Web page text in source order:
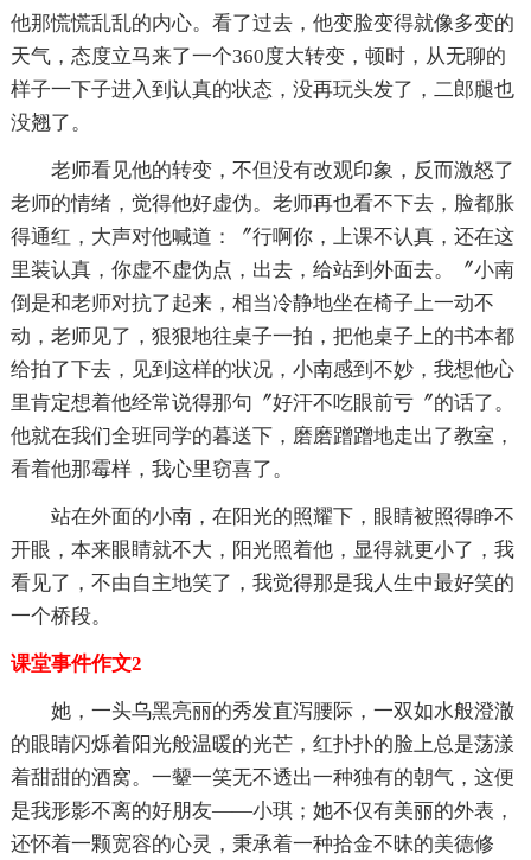
他那慌慌乱乱的内心。看了过去，他变脸变得就像多变的
天气，态度立马来了一个360度大转变，顿时，从无聊的
样子一下子进入到认真的状态，没再玩头发了，二郎腿也
没翘了。
老师看见他的转变，不但没有改观印象，反而激怒了
老师的情绪，觉得他好虚伪。老师再也看不下去，脸都胀
得通红，大声对他喊道：〞行啊你，上课不认真，还在这
里装认真，你虚不虚伪点，出去，给站到外面去。〞小南
倒是和老师对抗了起来，相当冷静地坐在椅子上一动不
动，老师见了，狠狠地往桌子一拍，把他桌子上的书本都
给拍了下去，见到这样的状况，小南感到不妙，我想他心
里肯定想着他经常说得那句〞好汗不吃眼前亏〞的话了。
他就在我们全班同学的暮送下，磨磨蹭蹭地走出了教室，
看着他那霉样，我心里窃喜了。
站在外面的小南，在阳光的照耀下，眼睛被照得睁不
开眼，本来眼睛就不大，阳光照着他，显得就更小了，我
看见了，不由自主地笑了，我觉得那是我人生中最好笑的
一个桥段。
课堂事件作文2
她，一头乌黑亮丽的秀发直泻腰际，一双如水般澄澈
的眼睛闪烁着阳光般温暖的光芒，红扑扑的脸上总是荡漾
着甜甜的酒窝。一颦一笑无不透出一种独有的朝气，这便
是我形影不离的好朋友——小琪；她不仅有美丽的外表，
还怀着一颗宽容的心灵，秉承着一种拾金不昧的美德修